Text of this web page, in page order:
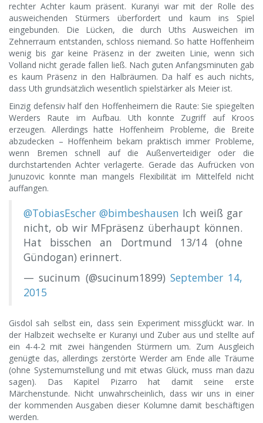
rechter Achter kaum präsent. Kuranyi war mit der Rolle des
ausweichenden Stürmers überfordert und kaum ins Spiel
eingebunden. Die Lücken, die durch Uths Ausweichen im
Zehnerraum entstanden, schloss niemand. So hatte Hoffenheim
wenig bis gar keine Präsenz in der zweiten Linie, wenn sich
Volland nicht gerade fallen ließ. Nach guten Anfangsminuten gab
es kaum Präsenz in den Halbräumen. Da half es auch nichts,
dass Uth grundsätzlich wesentlich spielstärker als Meier ist.
Einzig defensiv half den Hoffenheimern die Raute: Sie spiegelten
Werders Raute im Aufbau. Uth konnte Zugriff auf Kroos
erzeugen. Allerdings hatte Hoffenheim Probleme, die Breite
abzudecken – Hoffenheim bekam praktisch immer Probleme,
wenn Bremen schnell auf die Außenverteidiger oder die
durchstartenden Achter verlagerte. Gerade das Aufrücken von
Junuzovic konnte man mangels Flexibilität im Mittelfeld nicht
auffangen.
@TobiasEscher @bimbeshausen Ich weiß gar
nicht, ob wir MFpräsenz überhaupt können.
Hat bisschen an Dortmund 13/14 (ohne
Gündogan) erinnert.
— sucinum (@sucinum1899) September 14,
2015
Gisdol sah selbst ein, dass sein Experiment missglückt war. In
der Halbzeit wechselte er Kuranyi und Zuber aus und stellte auf
ein 4-4-2 mit zwei hängenden Stürmern um. Zum Ausgleich
genügte das, allerdings zerstörte Werder am Ende alle Träume
(ohne Systemumstellung und mit etwas Glück, muss man dazu
sagen). Das Kapitel Pizarro hat damit seine erste
Märchenstunde. Nicht unwahrscheinlich, dass wir uns in einer
der kommenden Ausgaben dieser Kolumne damit beschäftigen
werden.